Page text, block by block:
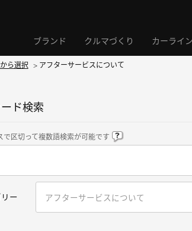
ブランド クルマづくり カーライ
ら選択 > アフターサービスについて
ド検索
で区切って複数語検索が可能です
ー